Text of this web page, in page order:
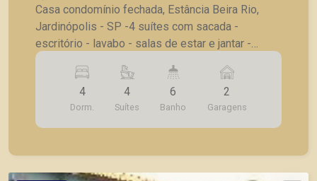
Casa condomínio fechada, Estância Beira Rio,
Jardinópolis - SP -4 suítes com sacada -
escritório - lavabo - salas de estar e jantar -
cozinha - lavanderia - churrasqueira - piscina -
várias vagas de garagem
4
Dorm.
4
Suítes
6
Banho
2
Garagens